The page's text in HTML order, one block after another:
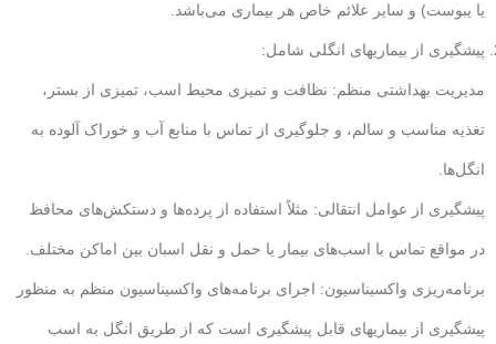
یا یبوست) و سایر علائم خاص هر بیماری می‌باشد.
پیشگیری از بیماریهای انگلی شامل:
مدیریت بهداشتی منظم: نظافت و تمیزی محیط اسب، تمیزی از بستر،
تغذیه مناسب و سالم، و جلوگیری از تماس با منابع آب و خوراک آلوده به
انگل‌ها.
پیشگیری از عوامل انتقالی: مثلاً استفاده از پرده‌ها و دستکش‌های محافظ
در مواقع تماس با اسب‌های بیمار یا حمل و نقل اسبان بین اماکن مختلف.
برنامه‌ریزی واکسیناسیون: اجرای برنامه‌های واکسیناسیون منظم به منظور
پیشگیری از بیماریهای قابل پیشگیری است که از طریق انگل به اسب